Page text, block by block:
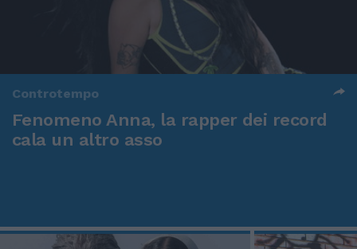
Controtempo
Fenomeno Anna, la rapper dei record
cala un altro asso